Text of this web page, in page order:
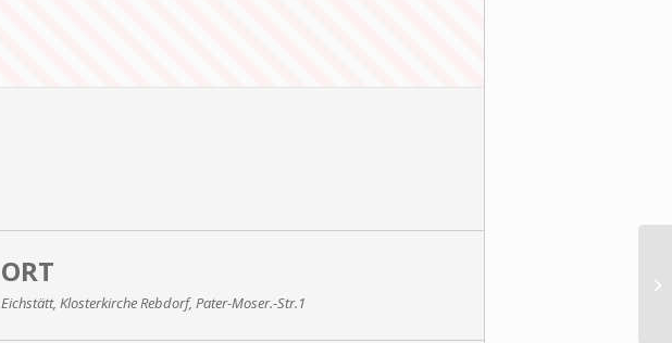
ORT
Eichstätt, Klosterkirche Rebdorf, Pater-Moser.-Str.1